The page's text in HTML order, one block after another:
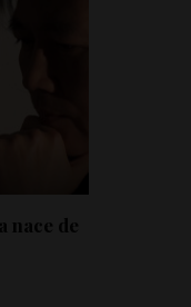
nace de